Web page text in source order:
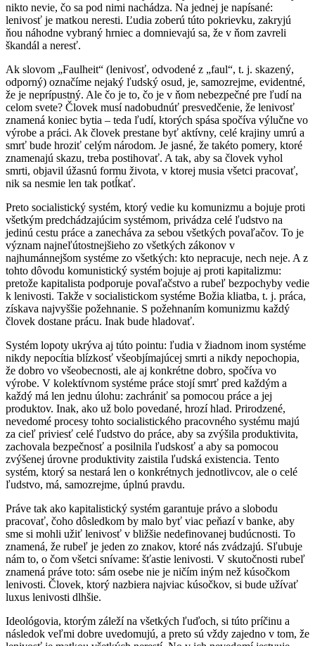
nikto nevie, čo sa pod nimi nachádza. Na jednej je napísané:
lenivosť je matkou neresti. Ľudia zoberú túto pokrievku, zakryjú
ňou náhodne vybraný hrniec a domnievajú sa, že v ňom zavreli
škandál a neresť.
Ak slovom „Faulheit“ (lenivosť, odvodené z „faul“, t. j. skazený,
odporný) označíme nejaký ľudský osud, je, samozrejme, evidentné,
že je neprípustný. Ale čo je to, čo je v ňom nebezpečné pre ľudí na
celom svete? Človek musí nadobudnúť presvedčenie, že lenivosť
znamená koniec bytia – teda ľudí, ktorých spása spočíva výlučne vo
výrobe a práci. Ak človek prestane byť aktívny, celé krajiny umrú a
smrť bude hroziť celým národom. Je jasné, že takéto pomery, ktoré
znamenajú skazu, treba postihovať. A tak, aby sa človek vyhol
smrti, objavil úžasnú formu života, v ktorej musia všetci pracovať,
nik sa nesmie len tak potĺkať.
Preto socialistický systém, ktorý vedie ku komunizmu a bojuje proti
všetkým predchádzajúcim systémom, privádza celé ľudstvo na
jedinú cestu práce a zanecháva za sebou všetkých povaľačov. To je
význam najneľútostnejšieho zo všetkých zákonov v
najhumánnejšom systéme zo všetkých: kto nepracuje, nech neje. A z
tohto dôvodu komunistický systém bojuje aj proti kapitalizmu:
pretože kapitalista podporuje povaľačstvo a rubeľ bezpochyby vedie
k lenivosti. Takže v socialistickom systéme Božia kliatba, t. j. práca,
získava najvyššie požehnanie. S požehnaním komunizmu každý
človek dostane prácu. Inak bude hladovať.
Systém lopoty ukrýva aj túto pointu: ľudia v žiadnom inom systéme
nikdy nepocítia blízkosť všeobjímajúcej smrti a nikdy nepochopia,
že dobro vo všeobecnosti, ale aj konkrétne dobro, spočíva vo
výrobe. V kolektívnom systéme práce stojí smrť pred každým a
každý má len jednu úlohu: zachrániť sa pomocou práce a jej
produktov. Inak, ako už bolo povedané, hrozí hlad. Prirodzené,
nevedomé procesy tohto socialistického pracovného systému majú
za cieľ priviesť celé ľudstvo do práce, aby sa zvýšila produktivita,
zachovala bezpečnosť a posilnila ľudskosť a aby sa pomocou
zvýšenej úrovne produktivity zaistila ľudská existencia. Tento
systém, ktorý sa nestará len o konkrétnych jednotlivcov, ale o celé
ľudstvo, má, samozrejme, úplnú pravdu.
Práve tak ako kapitalistický systém garantuje právo a slobodu
pracovať, čoho dôsledkom by malo byť viac peňazí v banke, aby
sme si mohli užiť lenivosť v bližšie nedefinovanej budúcnosti. To
znamená, že rubeľ je jeden zo znakov, ktoré nás zvádzajú. Sľubuje
nám to, o čom všetci snívame: šťastie lenivosti. V skutočnosti rubeľ
znamená práve toto: sám osebe nie je ničím iným než kúsočkom
lenivosti. Človek, ktorý nazbiera najviac kúsočkov, si bude užívať
luxus lenivosti dlhšie.
Ideológovia, ktorým záleží na všetkých ľuďoch, si túto príčinu a
následok veľmi dobre uvedomujú, a preto sú vždy zajedno v tom, že